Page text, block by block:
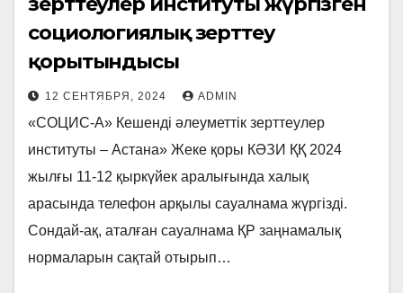
социологиялық зерттеу
қорытындысы
12 СЕНТЯБРЯ, 2024 ADMIN
«СОЦИС-А» Кешенді әлеуметтік зерттеулер
институты – Астана» Жеке қоры КӘЗИ ҚҚ 2024
жылғы 11-12 қыркүйек аралығында халық
арасында телефон арқылы сауалнама жүргізді.
Сондай-ақ, аталған сауалнама ҚР заңнамалық
нормаларын сақтай отырып…